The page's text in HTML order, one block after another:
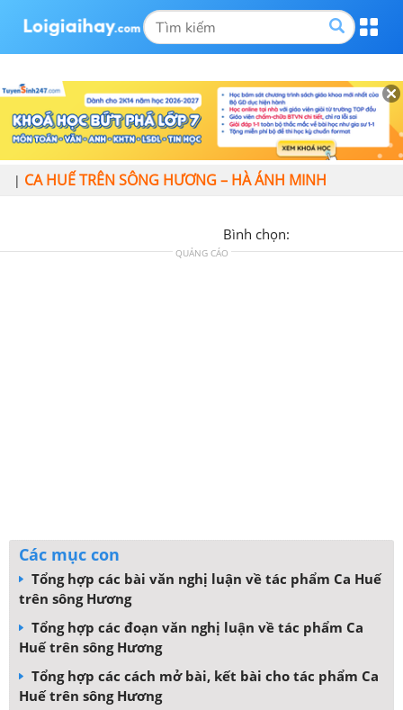
| CA HUẾ TRÊN SÔNG HƯƠNG – HÀ ÁNH MINH
Bình chọn:
QUẢNG CÁO
Các mục con
Tổng hợp các bài văn nghị luận về tác phẩm Ca Huế
trên sông Hương
Tổng hợp các đoạn văn nghị luận về tác phẩm Ca
Huế trên sông Hương
Tổng hợp các cách mở bài, kết bài cho tác phẩm Ca
Huế trên sông Hương